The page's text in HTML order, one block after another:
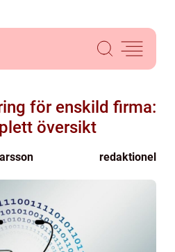
för enskild firma:
översikt
redaktionel